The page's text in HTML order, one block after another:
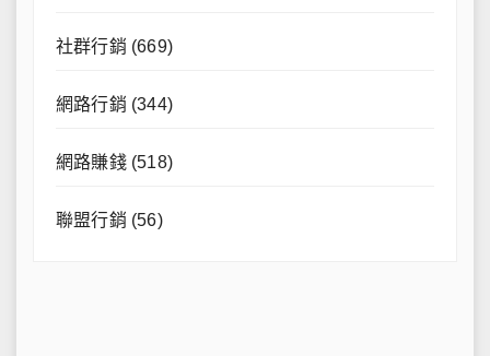
社群行銷 (669)
網路行銷 (344)
網路賺錢(518)
聯盟行銷 (56)